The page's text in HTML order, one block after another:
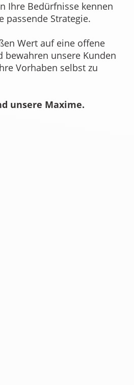
Ihre Bedürfnisse kennen
passende Strategie.
Wert auf eine offene
bewahren unsere Kunden
Vorhaben selbst zu
unsere Maxime.